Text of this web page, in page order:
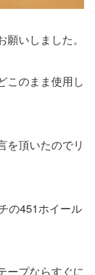
願いしました。
このまま使用し
を頂いたのでリ
の451ホイール
ープならすぐに